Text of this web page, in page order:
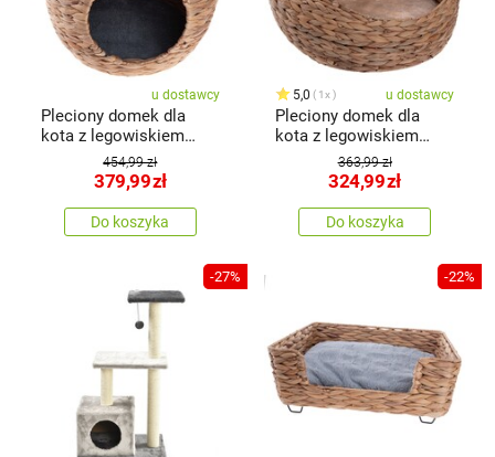
u dostawcy
Pleciony domek dla
kota z legowiskiem
czarny, 48 x 45 cm
454,99 zł
379,99zł
Do koszyka
5,0 1x u dostawcy
Pleciony domek dla
kota z legowiskiem
beżowy, 48 x 33 cm
363,99 zł
324,99zł
Do koszyka
-27% -22%